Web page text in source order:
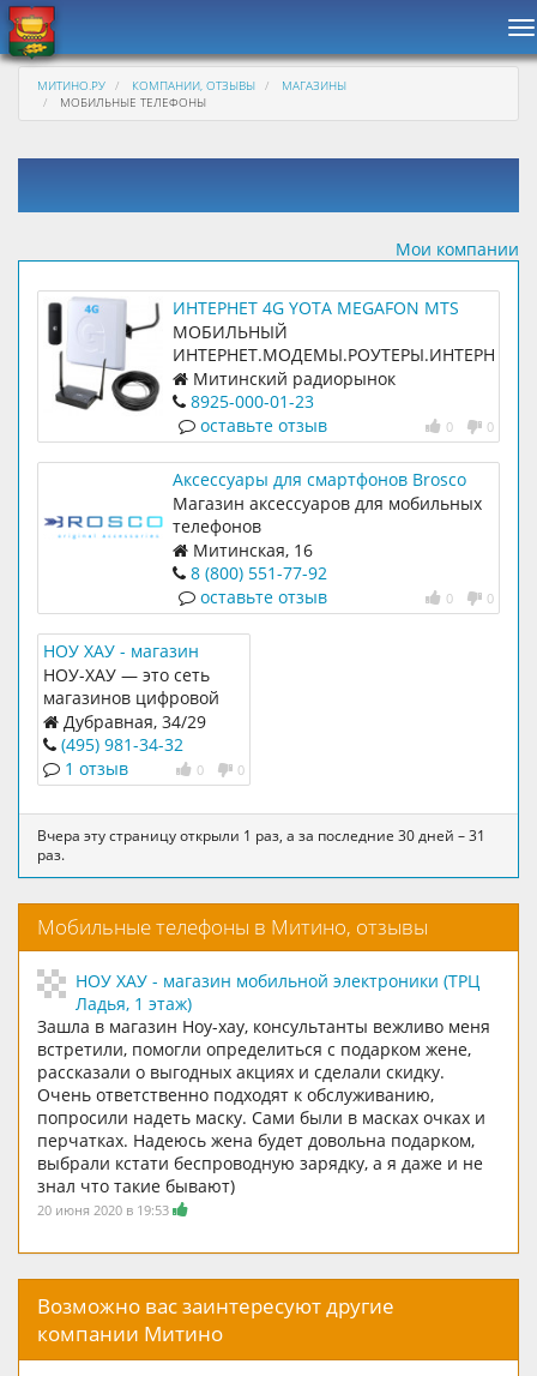
МИТИНО.РУ КОМПАНИИ, ОТЗЫВЫ
МАГАЗИНЫ
МОБИЛЬНЫЕ ТЕЛЕФОНЫ
Мои компании
ИНТЕРНЕТ 4G YOTA MEGAFON MTS
BEELINE TELE2 ROSTELEKOM
МОБИЛЬНЫЙ
ИНТЕРНЕТ.МОДЕМЫ.РОУТЕРЫ.ИНТЕРНЕТ-
ЦЕНТРЫ. АКСЕССУАРЫ К СОТОВЫМ
ТЕЛЕФОНАМ(ОГРОМНЫЙ ВЫБОР)
Митинский радиорынок
8925-000-01-23
0 0
оставьте отзыв
Аксессуары для смартфонов Brosco
Магазин аксессуаров для мобильных
телефонов
Митинская, 16
8 (800) 551-77-92
0 0
оставьте отзыв
НОУ ХАУ - магазин
мобильной
электроники (ТРЦ
Ладья, 1 этаж)
НОУ-ХАУ — это сеть
магазинов цифровой
электроники нового
европейского формата.
Дубравная, 34/29
(495) 981-34-32
0 0
1 отзыв
Вчера эту страницу открыли 1 раз, а за последние 30 дней – 31
раз.
Мобильные телефоны в Митино, отзывы
НОУ ХАУ - магазин мобильной электроники (ТРЦ
Ладья, 1 этаж)
Зашла в магазин Ноу-хау, консультанты вежливо меня
встретили, помогли определиться с подарком жене,
рассказали о выгодных акциях и сделали скидку.
Очень ответственно подходят к обслуживанию,
попросили надеть маску. Сами были в масках очках и
перчатках. Надеюсь жена будет довольна подарком,
выбрали кстати беспроводную зарядку, а я даже и не
знал что такие бывают)
20 июня 2020 в 19:53
Возможно вас заинтересуют другие
компании Митино